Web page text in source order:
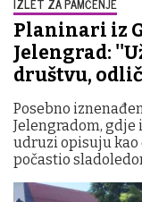
IZLET ZA PAMĆENJE
Planinari iz
Jelengrad:
društvu,
Posebno
Jelengradom, gdje
udruzi opisuju kao
počastio